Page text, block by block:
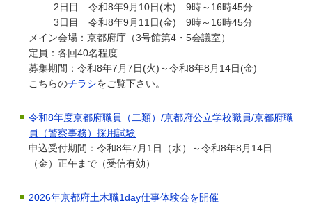
2日目 令和8年9月10日(木) 9時～16時45分
3日目 令和8年9月11日(金) 9時～16時45分
メイン会場：京都府庁（3号館第4・5会議室）
定員：各回40名程度
募集期間：令和8年7月7日(火)～令和8年8月14日(金)
こちらのチラシをご覧下さい。
令和8年度京都府職員（二類）/京都府公立学校職員/京都府職
員（警察事務）採用試験
申込受付期間：令和8年7月1日（水）～令和8年8月14日
（金）正午まで（受信有効）
2026年京都府土木職1day仕事体験会を開催